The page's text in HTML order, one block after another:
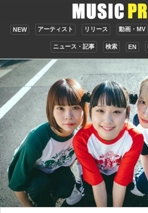
NEW アーティスト リリース 動画・MV
ニュース・記事 検索 EN